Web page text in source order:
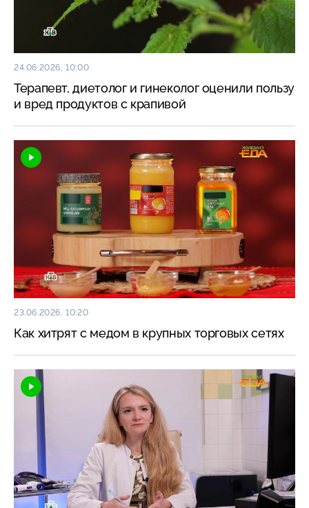
24.06.2026, 10:00
Терапевт, диетолог и гинеколог оценили пользу
и вред продуктов с крапивой
23.06.2026, 10:20
Как хитрят с медом в крупных торговых сетях